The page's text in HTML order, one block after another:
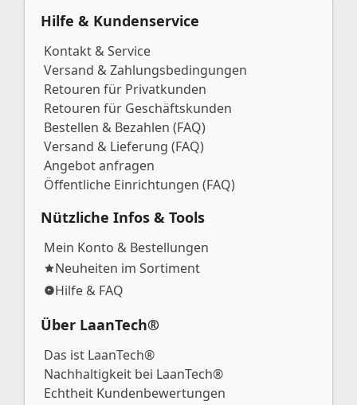
Hilfe & Kundenservice
Kontakt & Service
Versand & Zahlungsbedingungen
Retouren für Privatkunden
Retouren für Geschäftskunden
Bestellen & Bezahlen (FAQ)
Versand & Lieferung (FAQ)
Angebot anfragen
Öffentliche Einrichtungen (FAQ)
Nützliche Infos & Tools
Mein Konto & Bestellungen
Neuheiten im Sortiment
Hilfe & FAQ
Über LaanTech®
Das ist LaanTech®
Nachhaltigkeit bei LaanTech®
Echtheit Kundenbewertungen